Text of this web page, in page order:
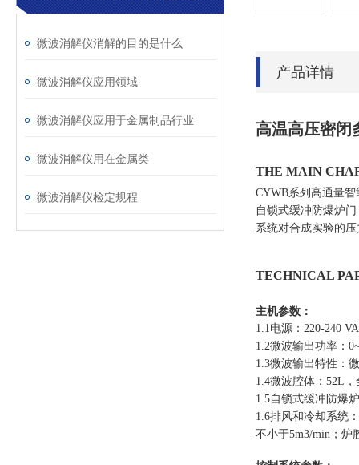
微波消解仪消解的目的是什么
微波消解仪应用领域
微波消解仪应用于金属制品行业
微波消解仪用在金属类
微波消解仪检定规程
产品详情
高温高压密闭
THE MAIN
CYWB系列高通量
自锁式缓冲防爆炉
系统对合成实验的
TECHNICAL
主机参数：
1.1电源：220-240
1.2微波输出功率：
1.3微波输出特性：
1.4微波腔体：52L
1.5自锁式缓冲防爆
1.6排风和冷却系统
不小于5m3/min；炉